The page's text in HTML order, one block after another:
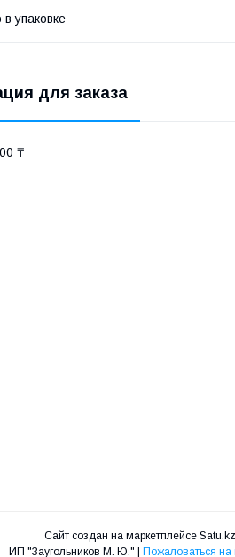
упаковке
для заказа
₸
Сайт создан на маркетплейсе Satu.kz
Пожаловаться на